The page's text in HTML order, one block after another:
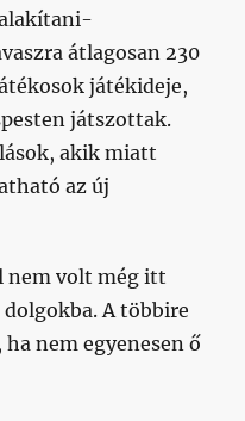
átlagosan 230
játékideje,
játszottak.
akik miatt
az új
nem volt még itt
A többire
nem egyenesen ő